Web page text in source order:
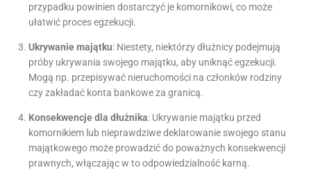
przypadku powinien dostarczyć je komornikowi, co może
ułatwić proces egzekucji.
Ukrywanie majątku: Niestety, niektórzy dłużnicy podejmują
próby ukrywania swojego majątku, aby uniknąć egzekucji.
Mogą np. przepisywać nieruchomości na członków rodziny
czy zakładać konta bankowe za granicą.
Konsekwencje dla dłużnika: Ukrywanie majątku przed
komornikiem lub nieprawdziwe deklarowanie swojego stanu
majątkowego może prowadzić do poważnych konsekwencji
prawnych, włączając w to odpowiedzialność karną.